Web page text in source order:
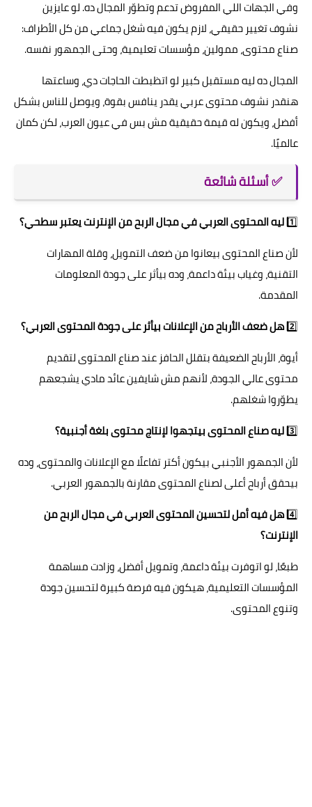
وفي الجهات اللي المفروض تدعم وتطوّر المجال ده. لو عايزين
نشوف تغيير حقيقي، لازم يكون فيه شغل جماعي من كل الأطراف:
صناع محتوى، ممولين، مؤسسات تعليمية، وحتى الجمهور نفسه.
المجال ده ليه مستقبل كبير لو اتظبطت الحاجات دي، وساعتها
هنقدر نشوف محتوى عربي يقدر ينافس بقوة، ويوصل للناس بشكل
أفضل، ويكون له قيمة حقيقية مش بس في عيون العرب، لكن كمان
عالميًا.
✅ أسئلة شائعة
1️⃣ليه المحتوى العربي في مجال الربح من الإنترنت يعتبر سطحي؟
لأن صناع المحتوى بيعانوا من ضعف التمويل، وقلة المهارات
التقنية، وغياب بيئة داعمة، وده بيأثر على جودة المعلومات
المقدمة.
2️⃣هل ضعف الأرباح من الإعلانات بيأثر على جودة المحتوى العربي؟
أيوة، الأرباح الضعيفة بتقلل الحافز عند صناع المحتوى لتقديم
محتوى عالي الجودة، لأنهم مش شايفين عائد مادي يشجعهم
يطوّروا شغلهم.
3️⃣ليه صناع المحتوى بيتجهوا لإنتاج محتوى بلغة أجنبية؟
لأن الجمهور الأجنبي بيكون أكتر تفاعلًا مع الإعلانات والمحتوى، وده
بيحقق أرباح أعلى لصناع المحتوى مقارنة بالجمهور العربي.
4️⃣هل فيه أمل لتحسين المحتوى العربي في مجال الربح من
الإنترنت؟
طبعًا، لو اتوفرت بيئة داعمة، وتمويل أفضل، وزادت مساهمة
المؤسسات التعليمية، هيكون فيه فرصة كبيرة لتحسين جودة
وتنوع المحتوى.